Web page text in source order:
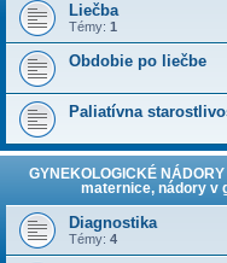
Liečba
Témy: 1
Obdobie po liečbe
Paliatívna
GYNEKOLOGICKÉ
maternice, nádory v
Diagnostika
Témy: 4